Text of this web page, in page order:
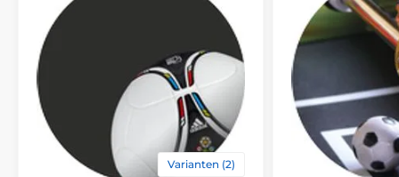
Varianten (2)